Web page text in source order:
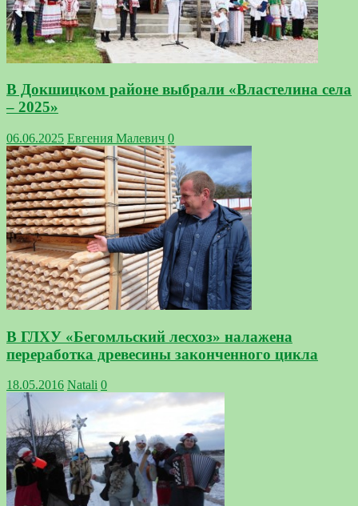
В Докшицком районе выбрали «Властелина села
– 2025»
06.06.2025 Евгения Малевич 0
В ГЛХУ «Бегомльский лесхоз» налажена
переработка древесины законченного цикла
18.05.2016 Natali 0